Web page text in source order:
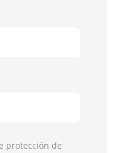
protección de